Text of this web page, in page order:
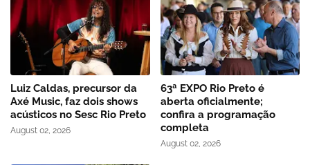
Luiz Caldas, precursor da
Axé Music, faz dois shows
acústicos no Sesc Rio Preto
August 02, 2026
63ª EXPO Rio Preto é
aberta oficialmente;
confira a programação
completa
August 02, 2026